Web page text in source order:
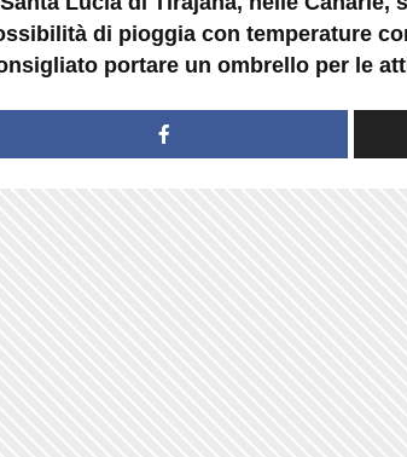
di pioggia con temperature
portare un ombrello per le